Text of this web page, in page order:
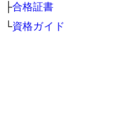
├合格証書
└資格ガイド